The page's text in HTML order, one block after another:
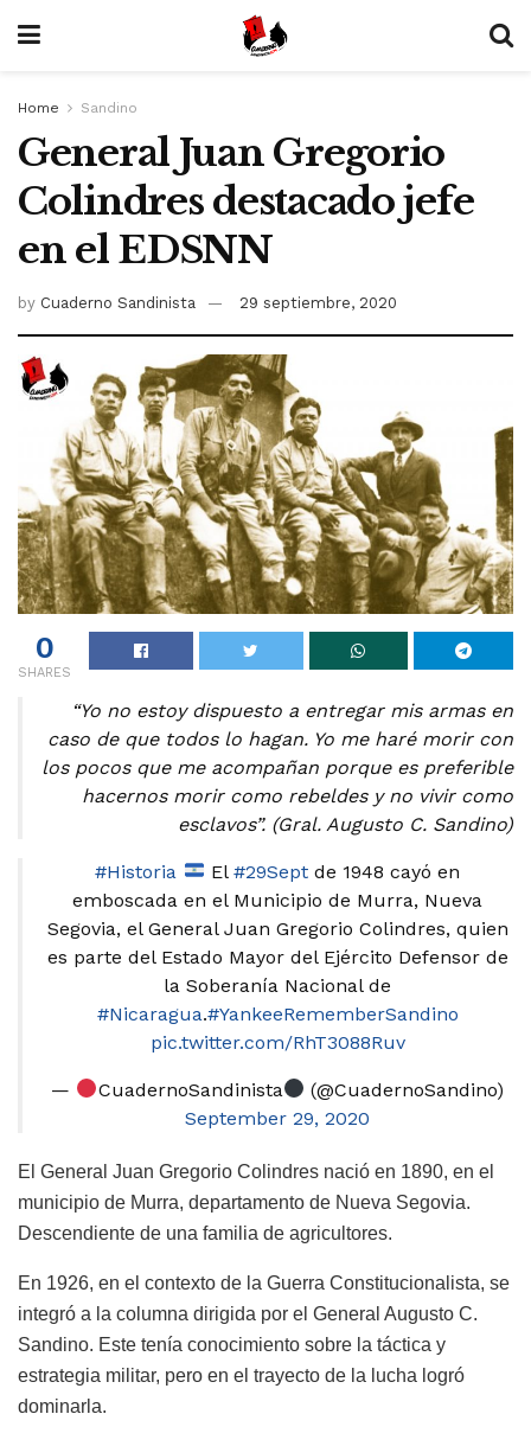
Home Sandino
General Juan Gregorio
Colindres destacado jefe
en el EDSNN
by Cuaderno Sandinista 29 septiembre, 2020
0
SHARES
“Yo no estoy dispuesto a entregar mis armas en
caso de que todos lo hagan. Yo me haré morir con
los pocos que me acompañan porque es preferible
hacernos morir como rebeldes y no vivir como
esclavos”. (Gral. Augusto C. Sandino)
#Historia El #29Septde 1948 cayó en
emboscada en el Municipio de Murra, Nueva
Segovia, el General Juan Gregorio Colindres, quien
es parte del Estado Mayor del Ejército Defensor de
la Soberanía Nacional de
#Nicaragua.#YankeeRememberSandino
pic.twitter.com/RhT3088Ruv
— CuadernoSandinista
(@CuadernoSandino)
September 29, 2020
El General Juan Gregorio Colindres nació en 1890, en el
municipio de Murra, departamento de Nueva Segovia.
Descendiente de una familia de agricultores.
En 1926, en el contexto de la Guerra Constitucionalista, se
integró a la columna dirigida por el General Augusto C.
Sandino. Este tenía conocimiento sobre la táctica y
estrategia militar, pero en el trayecto de la lucha logró
dominarla.